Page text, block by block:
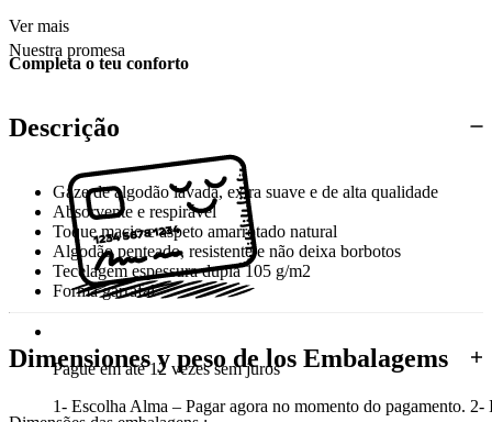
Ver mais
Nuestra promesa
Pague em até 12 vezes sem juros
1- Escolha Alma – Pagar agora no momento do pagamento.
Completa o teu conforto
Descrição
Gaze de algodão lavada, extra suave e de alta qualidade
Absorvente e respirável
Toque macio e aspeto amarrotado natural
Algodão penteado, resistente e não deixa borbotos
Tecelagem espessura dupla 105 g/m2
Forma garrafal
Dimensiones y peso de los Embalagems